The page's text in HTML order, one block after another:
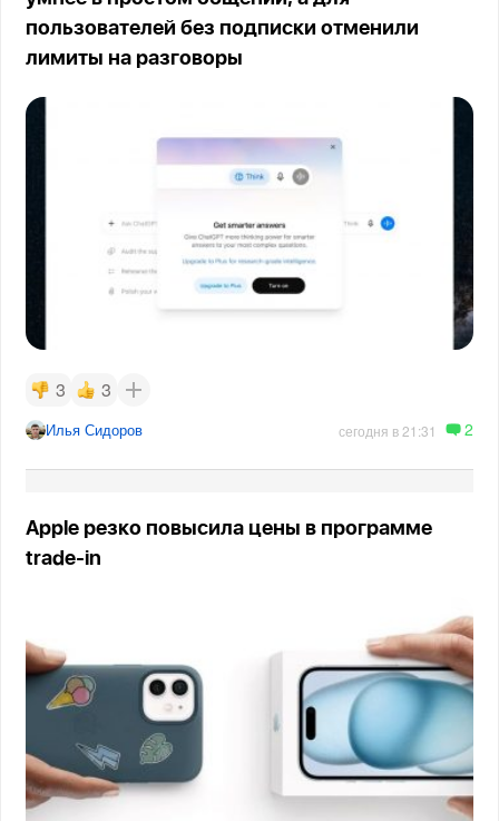
пользователей без подписки отменили
лимиты на разговоры
3 3
Илья Сидоров сегодня в 21:31 2
Apple резко повысила цены в программе
trade-in